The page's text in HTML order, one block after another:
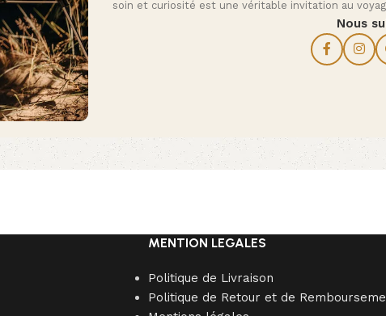
soin et curiosité est une véritable invitation au
Nous
MENTION LEGALES
Politique de Livraison
Politique de Retour et de